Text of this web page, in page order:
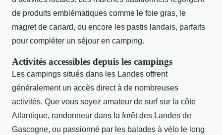
de produits emblématiques comme le foie gras, le
magret de canard, ou encore les pastis landais, parfaits
pour compléter un séjour en camping.
Activités accessibles depuis les campings
Les campings situés dans les Landes offrent
généralement un accès direct à de nombreuses
activités. Que vous soyez amateur de surf sur la côte
Atlantique, randonneur dans la forêt des Landes de
Gascogne, ou passionné par les balades à vélo le long